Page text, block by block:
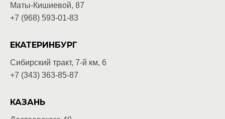
Маты-Кишиевой, 87
+7 (968) 593-01-83
ЕКАТЕРИНБУРГ
Сибирский тракт, 7-й км, 6
+7 (343) 363-85-87
КАЗАНЬ